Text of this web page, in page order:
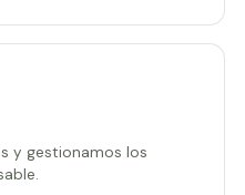
y gestionamos los